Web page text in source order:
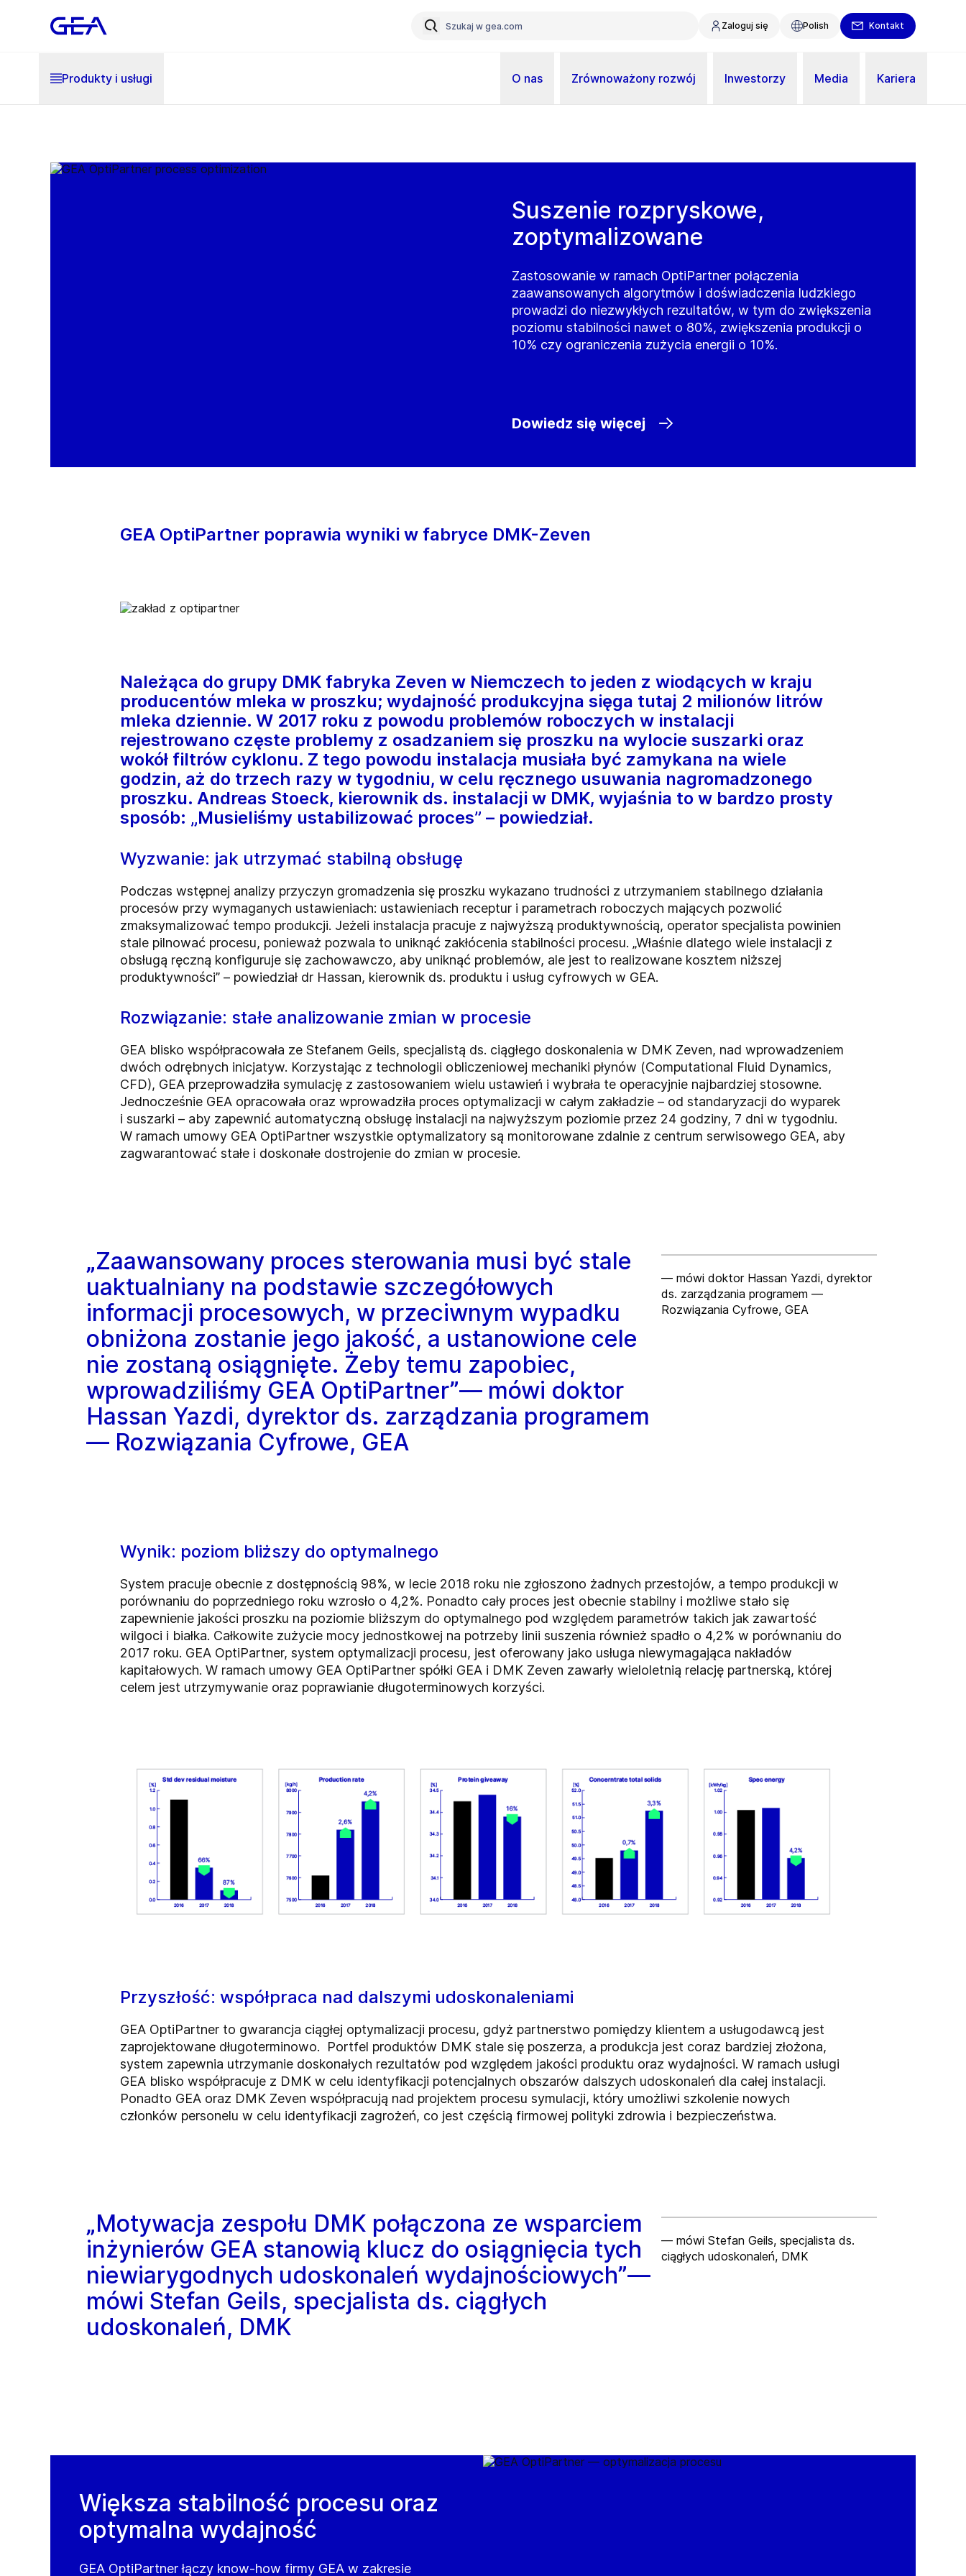
Zaloguj się Polish Kontakt
Produkty i usługi O nas Zrównoważony rozwój Inwestorzy Media Kariera
Suszenie rozpryskowe,
zoptymalizowane
Zastosowanie w ramach OptiPartner połączenia
zaawansowanych algorytmów i doświadczenia ludzkiego
prowadzi do niezwykłych rezultatów, w tym do zwiększenia
poziomu stabilności nawet o 80%, zwiększenia produkcji o
10% czy ograniczenia zużycia energii o 10%.
Dowiedz się więcej
GEA OptiPartner poprawia wyniki w fabryce DMK-Zeven
Należąca do grupy DMK fabryka Zeven w Niemczech to jeden z wiodących w kraju
producentów mleka w proszku; wydajność produkcyjna sięga tutaj 2 milionów litrów
mleka dziennie. W 2017 roku z powodu problemów roboczych w instalacji
rejestrowano częste problemy z osadzaniem się proszku na wylocie suszarki oraz
wokół filtrów cyklonu. Z tego powodu instalacja musiała być zamykana na wiele
godzin, aż do trzech razy w tygodniu, w celu ręcznego usuwania nagromadzonego
proszku. Andreas Stoeck, kierownik ds. instalacji w DMK, wyjaśnia to w bardzo prosty
sposób: „Musieliśmy ustabilizować proces” – powiedział.
Wyzwanie: jak utrzymać stabilną obsługę
Podczas wstępnej analizy przyczyn gromadzenia się proszku wykazano trudności z utrzymaniem stabilnego działania
procesów przy wymaganych ustawieniach: ustawieniach receptur i parametrach roboczych mających pozwolić
zmaksymalizować tempo produkcji. Jeżeli instalacja pracuje z najwyższą produktywnością, operator specjalista powinien
stale pilnować procesu, ponieważ pozwala to uniknąć zakłócenia stabilności procesu. „Właśnie dlatego wiele instalacji z
obsługą ręczną konfiguruje się zachowawczo, aby uniknąć problemów, ale jest to realizowane kosztem niższej
produktywności” – powiedział dr Hassan, kierownik ds. produktu i usług cyfrowych w GEA.
Rozwiązanie: stałe analizowanie zmian w procesie
GEA blisko współpracowała ze Stefanem Geils, specjalistą ds. ciągłego doskonalenia w DMK Zeven, nad wprowadzeniem
dwóch odrębnych inicjatyw. Korzystając z technologii obliczeniowej mechaniki płynów (Computational Fluid Dynamics,
CFD), GEA przeprowadziła symulację z zastosowaniem wielu ustawień i wybrała te operacyjnie najbardziej stosowne.
Jednocześnie GEA opracowała oraz wprowadziła proces optymalizacji w całym zakładzie – od standaryzacji do wyparek
i suszarki – aby zapewnić automatyczną obsługę instalacji na najwyższym poziomie przez 24 godziny, 7 dni w tygodniu.
W ramach umowy GEA OptiPartner wszystkie optymalizatory są monitorowane zdalnie z centrum serwisowego GEA, aby
zagwarantować stałe i doskonałe dostrojenie do zmian w procesie.
„Zaawansowany proces sterowania musi być stale
uaktualniany na podstawie szczegółowych
informacji procesowych, w przeciwnym wypadku
obniżona zostanie jego jakość, a ustanowione cele
nie zostaną osiągnięte. Żeby temu zapobiec,
wprowadziliśmy GEA OptiPartner”— mówi doktor
Hassan Yazdi, dyrektor ds. zarządzania programem
— Rozwiązania Cyfrowe, GEA
— mówi doktor Hassan Yazdi, dyrektor
ds. zarządzania programem —
Rozwiązania Cyfrowe, GEA
Wynik: poziom bliższy do optymalnego
System pracuje obecnie z dostępnością 98%, w lecie 2018 roku nie zgłoszono żadnych przestojów, a tempo produkcji w
porównaniu do poprzedniego roku wzrosło o 4,2%. Ponadto cały proces jest obecnie stabilny i możliwe stało się
zapewnienie jakości proszku na poziomie bliższym do optymalnego pod względem parametrów takich jak zawartość
wilgoci i białka. Całkowite zużycie mocy jednostkowej na potrzeby linii suszenia również spadło o 4,2% w porównaniu do
2017 roku. GEA OptiPartner, system optymalizacji procesu, jest oferowany jako usługa niewymagająca nakładów
kapitałowych. W ramach umowy GEA OptiPartner spółki GEA i DMK Zeven zawarły wieloletnią relację partnerską, której
celem jest utrzymywanie oraz poprawianie długoterminowych korzyści.
Przyszłość: współpraca nad dalszymi udoskonaleniami
GEA OptiPartner to gwarancja ciągłej optymalizacji procesu, gdyż partnerstwo pomiędzy klientem a usługodawcą jest
zaprojektowane długoterminowo. Portfel produktów DMK stale się poszerza, a produkcja jest coraz bardziej złożona,
system zapewnia utrzymanie doskonałych rezultatów pod względem jakości produktu oraz wydajności. W ramach usługi
GEA blisko współpracuje z DMK w celu identyfikacji potencjalnych obszarów dalszych udoskonaleń dla całej instalacji.
Ponadto GEA oraz DMK Zeven współpracują nad projektem procesu symulacji, który umożliwi szkolenie nowych
członków personelu w celu identyfikacji zagrożeń, co jest częścią firmowej polityki zdrowia i bezpieczeństwa.
„Motywacja zespołu DMK połączona ze wsparciem
inżynierów GEA stanowią klucz do osiągnięcia tych
niewiarygodnych udoskonaleń wydajnościowych”—
mówi Stefan Geils, specjalista ds. ciągłych
udoskonaleń, DMK
— mówi Stefan Geils, specjalista ds.
ciągłych udoskonaleń, DMK
Większa stabilność procesu oraz
optymalna wydajność
GEA OptiPartner łączy know-how firmy GEA w zakresie